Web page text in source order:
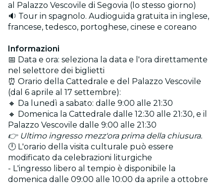
al Palazzo Vescovile di Segovia (lo stesso giorno)
🔉 Tour in spagnolo. Audioguida gratuita in inglese,
francese, tedesco, portoghese, cinese e coreano
Informazioni
📅 Data e ora: seleziona la data e l'ora direttamente
nel selettore dei biglietti
⏰ Orario della Cattedrale e del Palazzo Vescovile
(dal 6 aprile al 17 settembre):
🔸 Da lunedì a sabato: dalle 9:00 alle 21:30
🔸 Domenica la Cattedrale dalle 12:30 alle 21:30, e il
Palazzo Vescovile dalle 9:00 alle 21:30
👉 Ultimo ingresso mezz'ora prima della chiusura.
🕛 L'orario della visita culturale può essere
modificato da celebrazioni liturgiche
- L'ingresso libero al tempio è disponibile la
domenica dalle 09:00 alle 10:00 da aprile a ottobre